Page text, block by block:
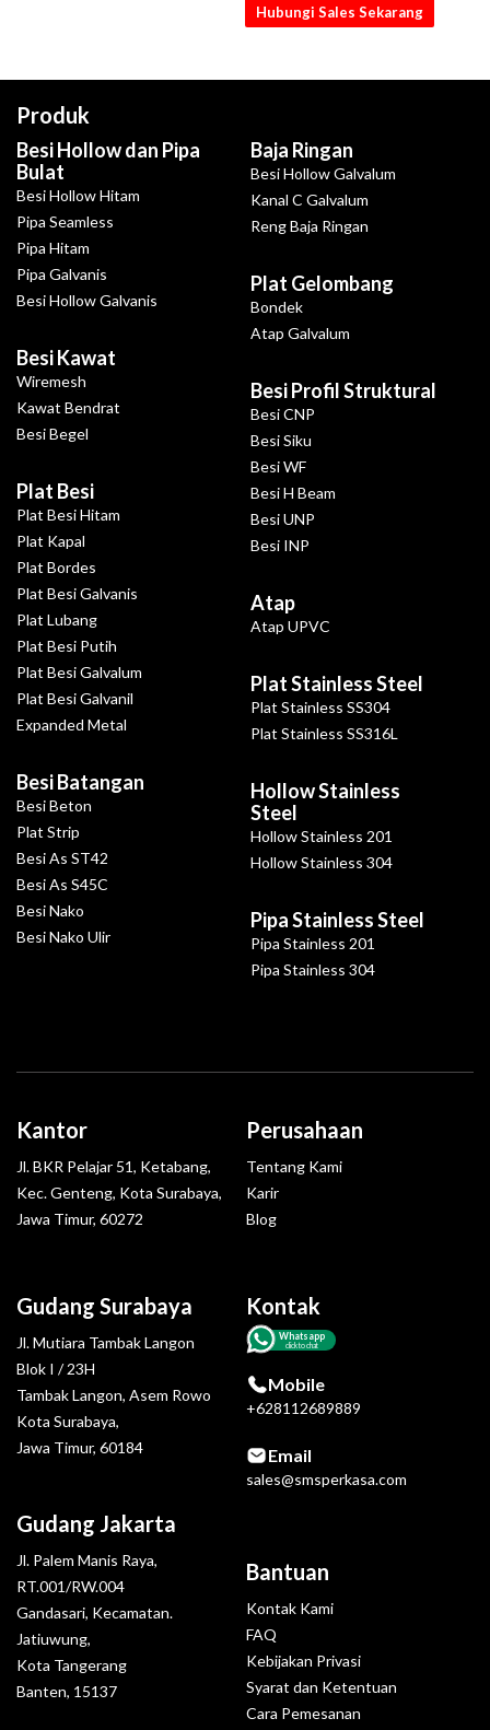
Hubungi Sales Sekarang
Produk
Besi Hollow dan Pipa
Bulat
Besi Hollow Hitam
Pipa Seamless
Pipa Hitam
Pipa Galvanis
Besi Hollow Galvanis
Besi Kawat
Wiremesh
Kawat Bendrat
Besi Begel
Plat Besi
Plat Besi Hitam
Plat Kapal
Plat Bordes
Plat Besi Galvanis
Plat Lubang
Plat Besi Putih
Plat Besi Galvalum
Plat Besi Galvanil
Expanded Metal
Besi Batangan
Besi Beton
Plat Strip
Besi As ST42
Besi As S45C
Besi Nako
Besi Nako Ulir
Baja Ringan
Besi Hollow Galvalum
Kanal C Galvalum
Reng Baja Ringan
Plat Gelombang
Bondek
Atap Galvalum
Besi Profil Struktural
Besi CNP
Besi Siku
Besi WF
Besi H Beam
Besi UNP
Besi INP
Atap
Atap UPVC
Plat Stainless Steel
Plat Stainless SS304
Plat Stainless SS316L
Hollow Stainless
Steel
Hollow Stainless 201
Hollow Stainless 304
Pipa Stainless Steel
Pipa Stainless 201
Pipa Stainless 304
Gudang Surabaya
Jl. Mutiara Tambak Langon
Blok I / 23H
Tambak Langon, Asem Rowo
Kota Surabaya,
Jawa Timur, 60184
Gudang Jakarta
Jl. Palem Manis Raya,
RT.001/RW.004
Gandasari, Kecamatan.
Jatiuwung,
Kota Tangerang
Banten, 15137
Kantor
Jl. BKR Pelajar 51, Ketabang,
Kec. Genteng, Kota Surabaya,
Jawa Timur, 60272
Kontak
Whatsapp
click to chat
Mobile
+628112689889
Email
sales@smsperkasa.com
Perusahaan
Tentang Kami
Karir
Blog
Bantuan
Kontak Kami
FAQ
Kebijakan Privasi
Syarat dan Ketentuan
Cara Pemesanan